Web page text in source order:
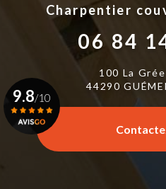
Charpentier
06 84
100 La
44290
9.8/10
Voir le certificat